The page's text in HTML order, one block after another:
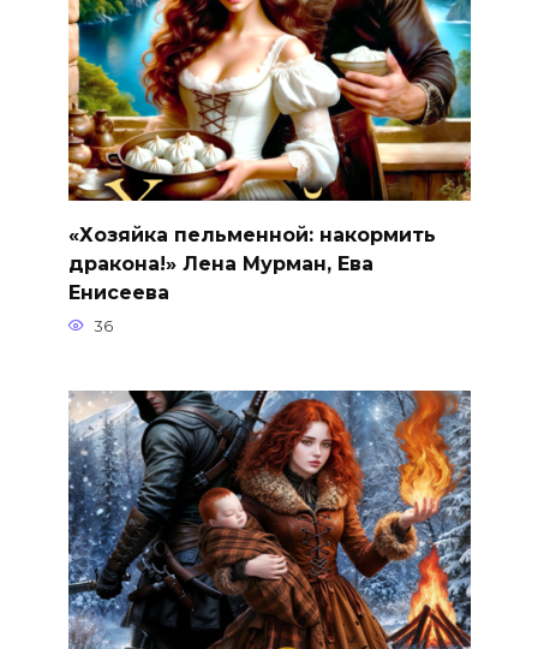
«Хозяйка пельменной: накормить
дракона!» Лена Мурман, Ева
Енисеева
36